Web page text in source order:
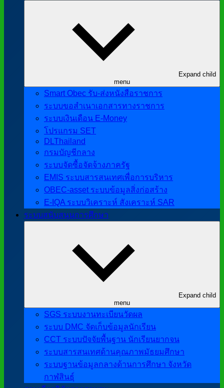
Expand child
menu
Smart Obec รับ-ส่งหนังสือราชการ
ระบบขอสำเนาเอกสารทางราชการ
ระบบเงินเดือน E-Money
โปรแกรม SET
DLThailand
กรมบัญชีกลาง
ระบบจัดซื้อจัดจ้างภาครัฐ
EMIS ระบบสารสนเทศเพื่อการบริหาร
OBEC-asset ระบบข้อมูลสิ่งก่อสร้าง
E-IQA ระบบวิเคราะห์ สังเคราะห์ SAR
ระบบสนับสนุนการศึกษา
Expand child
menu
SGS ระบบงานทะเบียนวัดผล
ระบบ DMC จัดเก็บข้อมูลนักเรียน
CCT ระบบปัจจัยพื้นฐาน นักเรียนยากจน
ระบบสารสนเทศด้านคุณภาพมัธยมศึกษา
ระบบฐานข้อมูลกลางด้านการศึกษา จังหวัด
กาฬสินธุ์